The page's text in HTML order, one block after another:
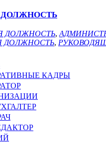
ДОЛЖНОСТЬ
ДОЛЖНОСТЬ,
ДОЛЖНОСТЬ,
КАДРЫ